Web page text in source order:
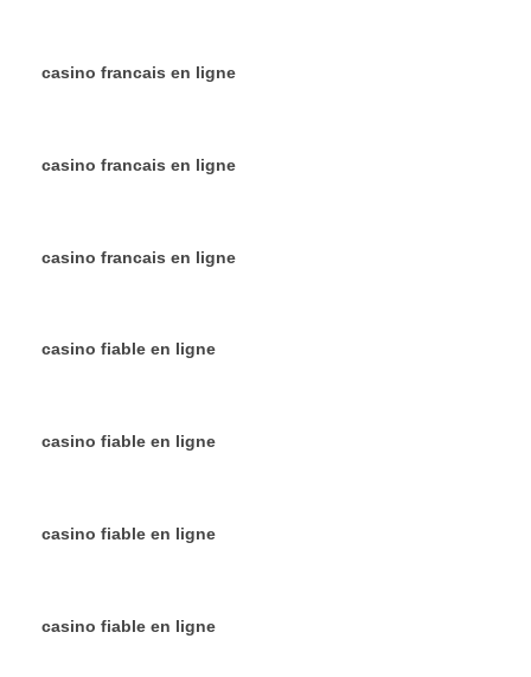
casino francais en ligne
casino francais en ligne
casino francais en ligne
casino fiable en ligne
casino fiable en ligne
casino fiable en ligne
casino fiable en ligne